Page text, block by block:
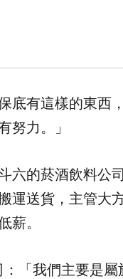
底有這樣的東西
努力。」
六的菸酒飲料公
運送貨，主管大
薪。
「我們主要是屬